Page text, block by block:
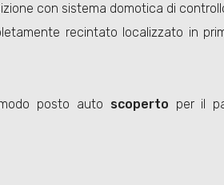
con sistema domotica di
recintato localizzato in
posto auto scoperto per il